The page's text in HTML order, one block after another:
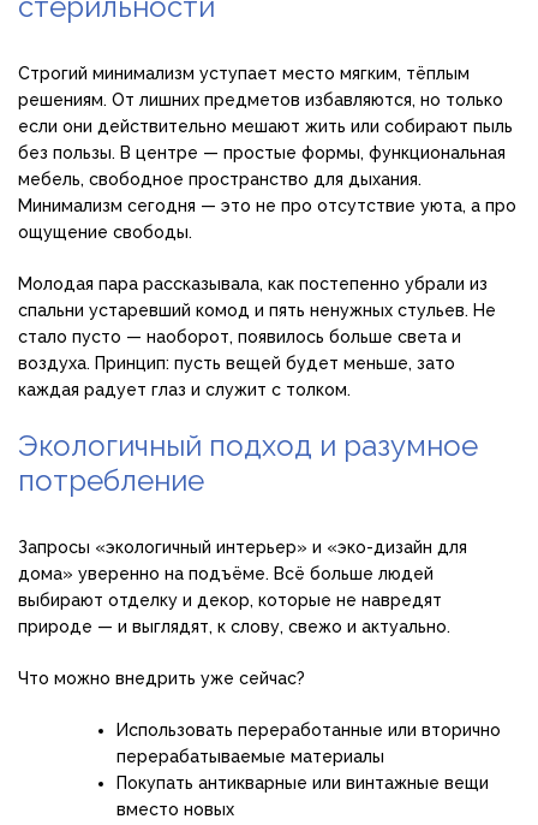
Строгий минимализм уступает место мягким, тёплым
решениям. От лишних предметов избавляются, но только
если они действительно мешают жить или собирают пыль
без пользы. В центре — простые формы, функциональная
мебель, свободное пространство для дыхания.
Минимализм сегодня — это не про отсутствие уюта, а про
ощущение свободы.
Молодая пара рассказывала, как постепенно убрали из
спальни устаревший комод и пять ненужных стульев. Не
стало пусто — наоборот, появилось больше света и
воздуха. Принцип: пусть вещей будет меньше, зато
каждая радует глаз и служит с толком.
Экологичный подход и разумное
потребление
Запросы «экологичный интерьер» и «эко-дизайн для
дома» уверенно на подъёме. Всё больше людей
выбирают отделку и декор, которые не навредят
природе — и выглядят, к слову, свежо и актуально.
Что можно внедрить уже сейчас?
Использовать переработанные или вторично
перерабатываемые материалы
Покупать антикварные или винтажные вещи
вместо новых